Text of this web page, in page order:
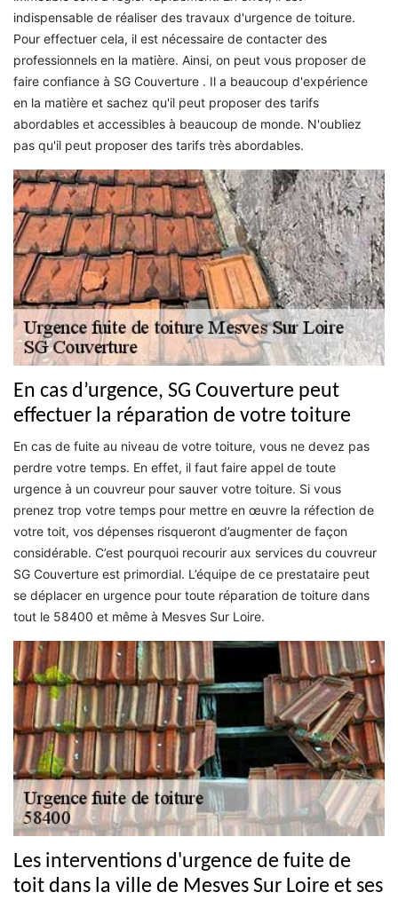
indispensable de réaliser des travaux d'urgence de toiture.
Pour effectuer cela, il est nécessaire de contacter des
professionnels en la matière. Ainsi, on peut vous proposer de
faire confiance à SG Couverture . Il a beaucoup d'expérience
en la matière et sachez qu'il peut proposer des tarifs
abordables et accessibles à beaucoup de monde. N'oubliez
pas qu'il peut proposer des tarifs très abordables.
En cas d’urgence, SG Couverture peut
effectuer la réparation de votre toiture
En cas de fuite au niveau de votre toiture, vous ne devez pas
perdre votre temps. En effet, il faut faire appel de toute
urgence à un couvreur pour sauver votre toiture. Si vous
prenez trop votre temps pour mettre en œuvre la réfection de
votre toit, vos dépenses risqueront d’augmenter de façon
considérable. C’est pourquoi recourir aux services du couvreur
SG Couverture est primordial. L’équipe de ce prestataire peut
se déplacer en urgence pour toute réparation de toiture dans
tout le 58400 et même à Mesves Sur Loire.
Les interventions d'urgence de fuite de
toit dans la ville de Mesves Sur Loire et ses